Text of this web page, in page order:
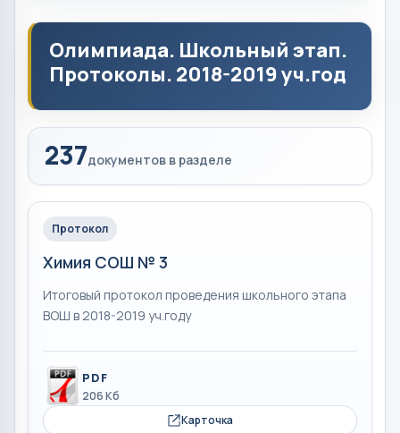
Олимпиада. Школьный этап.
Протоколы. 2018-2019 уч.год
237документов в разделе
Протокол
Химия СОШ № 3
Итоговый протокол проведения школьного этапа
ВОШ в 2018-2019 уч.году
PDF
206 Кб
Карточка